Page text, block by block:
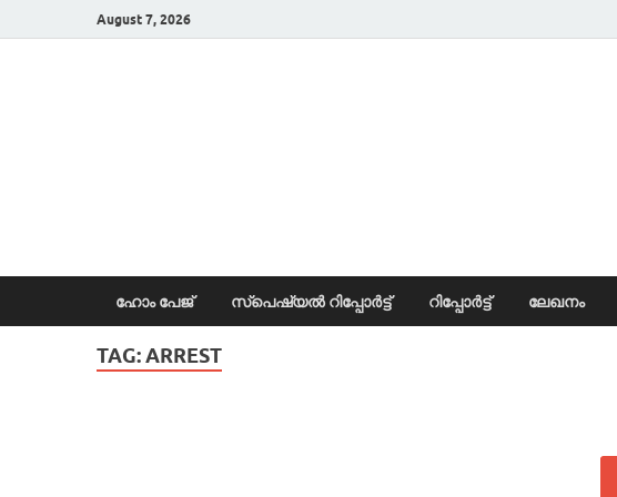
August 7, 2026
ഹോം പേജ് സ്പെഷ്യൽ റിപ്പോര്‍ട്ട് റിപ്പോര്‍ട്ട് ലേഖനം
TAG:ARREST